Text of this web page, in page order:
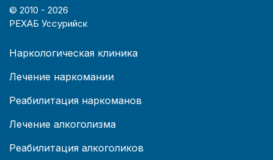
© 2010 - 2026
РЕХАБ Уссурийск
Наркологическая клиника
Лечение наркомании
Реабилитация наркоманов
Лечение алкоголизма
Реабилитация алкоголиков